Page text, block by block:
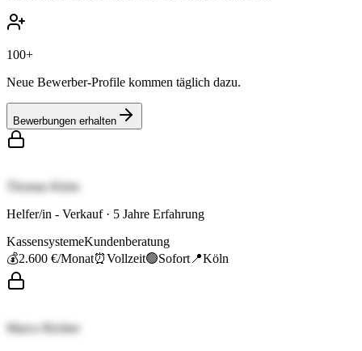
100+
Neue Bewerber-Profile kommen täglich dazu.
Bewerbungen erhalten
Thomas Klein
Helfer/in - Verkauf· 5 Jahre Erfahrung
KassensystemeKundenberatung
💰2.600 €/Monat⏰Vollzeit🟢Sofort 📍Köln
Marco Richter